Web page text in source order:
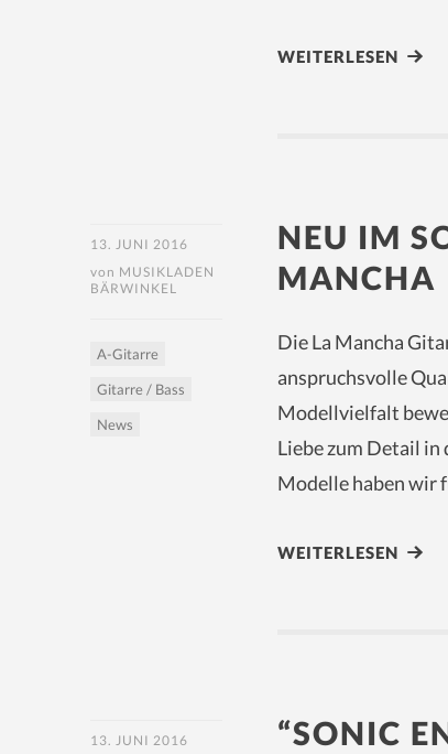
WEITERLESEN
13. JUNI 2016
von MUSIKLADEN
BÄRWINKEL
A-Gitarre
Gitarre / Bass
News
NEU IM
MANCHA
Die La Mancha
anspruchsvolle
Modellvielfalt
Liebe zum Detail in
Modelle haben wir
WEITERLESEN
13. JUNI 2016 “SONIC